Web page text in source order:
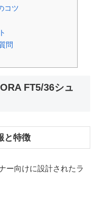
コツ
問
FT5/36シュ
と特徴
ー向けに設計されたラ